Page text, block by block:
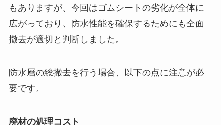
もありますが、今回はゴムシートの劣化が全体に
広がっており、防水性能を確保するためにも全面
撤去が適切と判断しました。
防水層の総撤去を行う場合、以下の点に注意が必
要です。
廃材の処理コスト